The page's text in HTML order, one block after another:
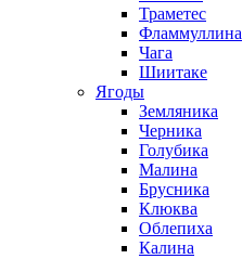
Траметес
Фламмуллина
Чага
Шиитаке
Ягоды
Земляника
Черника
Голубика
Малина
Брусника
Клюква
Облепиха
Калина